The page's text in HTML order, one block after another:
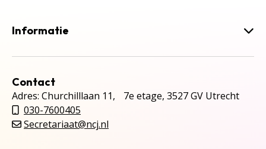
Informatie
Contact
Adres: Churchilllaan 11, 7e etage, 3527 GV Utrecht
030-7600405
Secretariaat@ncj.nl